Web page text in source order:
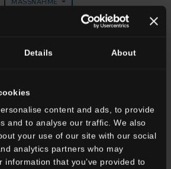
Details About
content and ads, to provide
and to analyse our traffic. We also
your use of our site with our social
analytics partners who may
information that you’ve provided to
MASSNAHME